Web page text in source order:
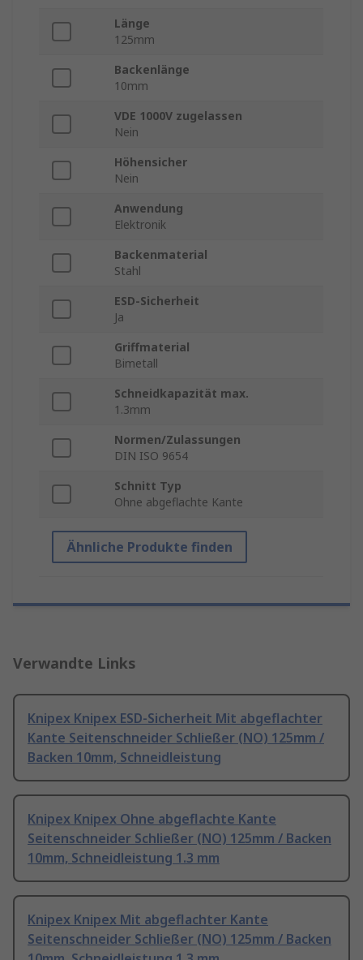
Länge
125mm
Backenlänge
10mm
VDE 1000V zugelassen
Nein
Höhensicher
Nein
Anwendung
Elektronik
Backenmaterial
Stahl
ESD-Sicherheit
Ja
Griffmaterial
Bimetall
Schneidkapazität max.
1.3mm
Normen/Zulassungen
DIN ISO 9654
Schnitt Typ
Ohne abgeflachte Kante
Ähnliche Produkte finden
Verwandte Links
Knipex Knipex ESD-Sicherheit Mit abgeflachter
Kante Seitenschneider Schließer (NO) 125mm /
Backen 10mm, Schneidleistung
Knipex Knipex Ohne abgeflachte Kante
Seitenschneider Schließer (NO) 125mm / Backen
10mm, Schneidleistung 1.3 mm
Knipex Knipex Mit abgeflachter Kante
Seitenschneider Schließer (NO) 125mm / Backen